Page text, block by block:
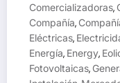
Comercializadoras,
Compañía,
Eléctricas,
Energía, Energy,
Fotovoltaicas,